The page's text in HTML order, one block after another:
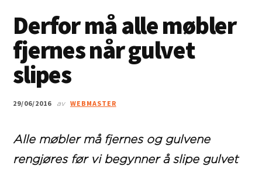
Derfor må alle møbler
fjernes når gulvet
slipes
29/06/2016 av WEBMASTER
Alle møbler må fjernes og gulvene
rengjøres før vi begynner å slipe gulvet